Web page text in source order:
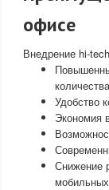
офисе
Внедрение hi-
Удобство
Экономия
Снижение